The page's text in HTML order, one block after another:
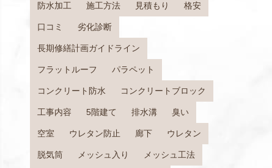
防水加工 施工方法 見積もり 格安
口コミ 劣化診断
長期修繕計画ガイドライン
フラットルーフ パラペット
コンクリート防水 コンクリートブロック
工事内容 5階建て 排水溝 臭い
空室 ウレタン防止 廊下 ウレタン
脱気筒 メッシュ入り メッシュ工法